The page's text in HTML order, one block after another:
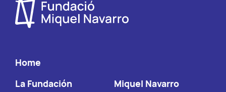
Home
La Fundación
Miquel Navarro